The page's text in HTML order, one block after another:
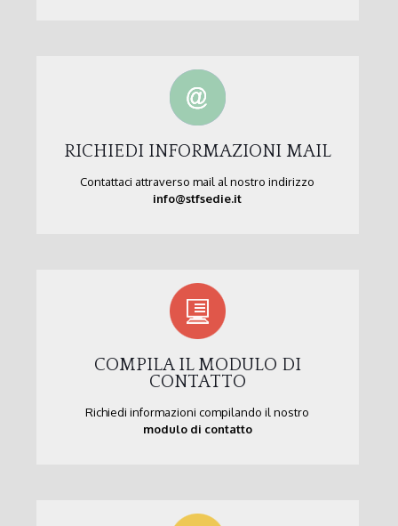
RICHIEDI INFORMAZIONI MAIL
Contattaci attraverso mail al nostro indirizzo
info@stfsedie.it
COMPILA IL MODULO DI
CONTATTO
Richiedi informazioni compilando il nostro
modulo di contatto